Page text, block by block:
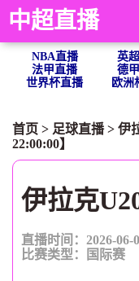
中超直播
NBA直播 英
法甲直播
德
世界杯直播
欧洲
首页 > 足球直播> 伊
22:00:00】
伊拉克
直播时间：2026-06-
比赛类型：
国际赛